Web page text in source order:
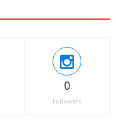
0
Followers